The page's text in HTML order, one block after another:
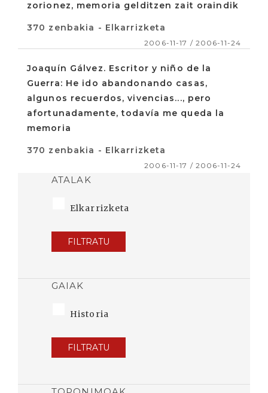
zorionez, memoria gelditzen zait oraindik
370 zenbakia - Elkarrizketa
2006-11-17 / 2006-11-24
Joaquín Gálvez. Escritor y niño de la
Guerra: He ido abandonando casas,
algunos recuerdos, vivencias..., pero
afortunadamente, todavía me queda la
memoria
370 zenbakia - Elkarrizketa
2006-11-17 / 2006-11-24
ATALAK
Elkarrizketa
FILTRATU
GAIAK
Historia
FILTRATU